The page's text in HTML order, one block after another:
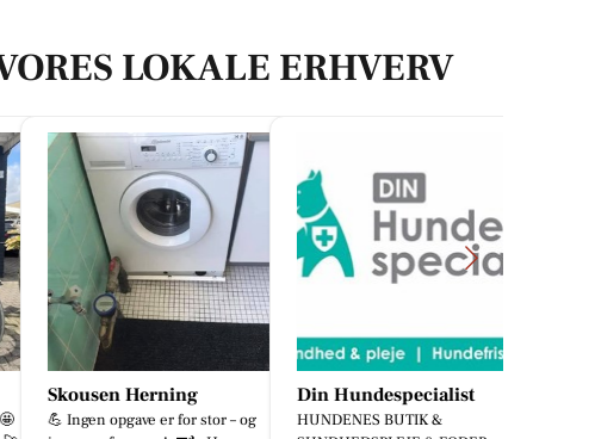
LOKALE ERHVERV
Skousen Herning
💪 Ingen opgave er for stor – og
Din Hundespecialist
HUNDENES BUTIK &